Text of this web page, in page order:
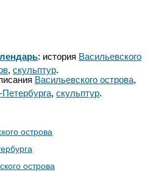
: история Васильевского
, скульптур.
Васильевского острова,
, скульптур.
острова
острова